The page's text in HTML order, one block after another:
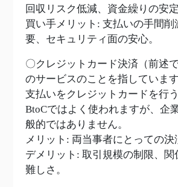
回収リスク低減、資金繰りの安定
買い手メリット: 支払いの手間削
要、セキュリティ面の安心。
〇クレジットカード決済（前述
のサービスのことを指しています
支払いをクレジットカードを行う
BtoCではよく使われますが、企
般的ではありません。
メリット: 両当事者にとっての決
デメリット: 取引規模の制限、関
難しさ。